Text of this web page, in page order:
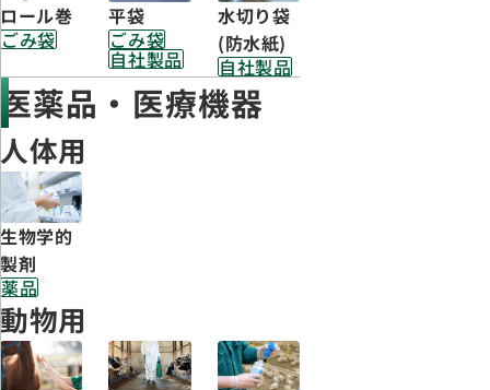
ロール巻
ごみ袋
平袋
ごみ袋
自社製品
水切り袋
(防水紙)
自社製品
医薬品・医療機器
人体用
生物学的
製剤
薬品
動物用